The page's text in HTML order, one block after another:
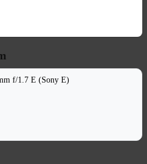
f/1.7 E (Sony E)